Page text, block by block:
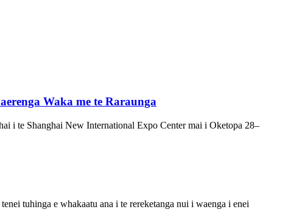
Waka me te Raraunga
i te Shanghai New International Expo Center mai i Oketopa 28–
tuhinga e whakaatu ana i te rereketanga nui i waenga i enei